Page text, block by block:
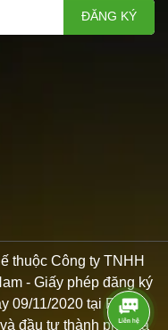
ĐĂNG KÝ
thuộc Công ty TNHH
- Giấy phép đăng ký
09/11/2020 tại Phòng
đầu tư thành phố Hà